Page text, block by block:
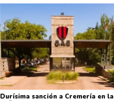
Durísima sanción a Cremería en la